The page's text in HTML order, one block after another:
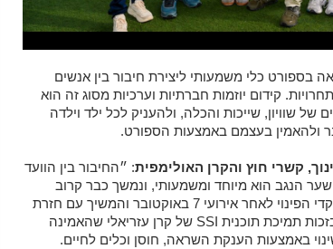
בספורט כלי משמעותי ליצירת חיבור בין אנשים
קידום יוזמות חברתיות וערכיות מסוג זה הוא
שוויון, שייכות והכלה, ולהעניק לכל ילד וילדה
ולהאמין בעצמם באמצעות הספורט.
קשרי חוץ והקרן האולימפית: ״החיבור בין הוועד
הנגב הוא מיוחד ומשמעותי, ונמשך כבר קרוב
לשלוש שנים. הוא החל במוקדי הפינוי לאחר אירועי 7 באוקטובר והמשיך עם חזרת
חלק מהקיבוצים לבתיהם, בזכות תמיכת תוכנית SSI של קרן עזריאלי שהאמינה
באמצעות הענקת השראה, חוסן וכלים לחיים.